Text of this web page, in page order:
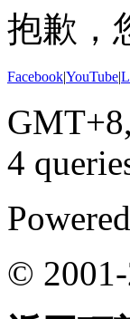
抱歉，
Facebook|YouTube|
4
©